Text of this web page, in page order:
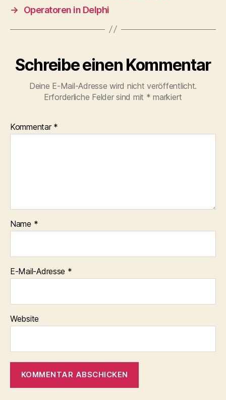
→
Operatoren in Delphi
Schreibe einen Kommentar
Deine E-Mail-Adresse wird nicht veröffentlicht.
Erforderliche Felder sind mit * markiert
Kommentar *
Name *
E-Mail-Adresse *
Website